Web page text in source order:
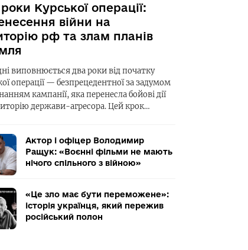
Курської операції:
війни на
рф та злам планів
виповнюється два роки від початку
операції — безпрецедентної за задумом
кампанії, яка перенесла бойові дії
держави-агресора. Цей крок…
Актор і офіцер Володимир
Ращук: «Воєнні фільми не мають
нічого спільного з війною»
«Це зло має бути переможене»:
історія українця, який пережив
російський полон